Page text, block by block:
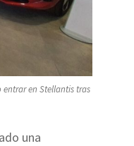
entrar en Stellantis tras
una